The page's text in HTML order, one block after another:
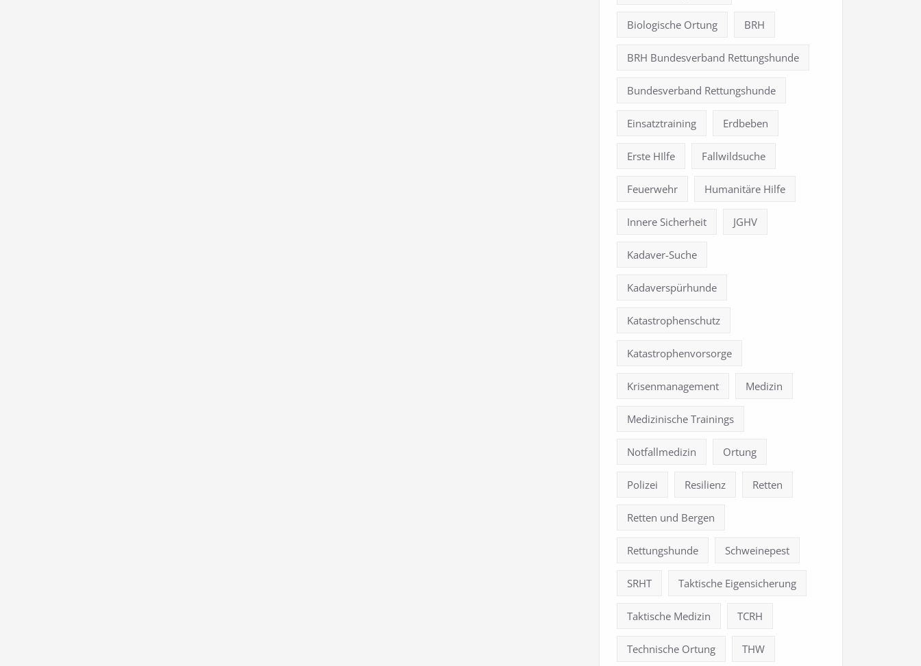
Biologische Ortung BRH
BRH Bundesverband Rettungshunde
Bundesverband Rettungshunde
Einsatztraining Erdbeben
Erste HIlfe Fallwildsuche
Feuerwehr Humanitäre Hilfe
Innere Sicherheit JGHV
Kadaver-Suche
Kadaverspürhunde
Katastrophenschutz
Katastrophenvorsorge
Krisenmanagement Medizin
Medizinische Trainings
Notfallmedizin Ortung
Polizei Resilienz Retten
Retten und Bergen
Rettungshunde Schweinepest
SRHT Taktische Eigensicherung
Taktische Medizin TCRH
Technische Ortung THW